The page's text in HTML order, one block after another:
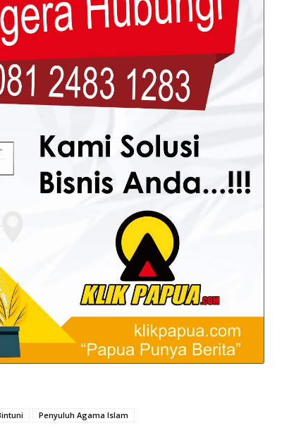
Penyuluh Agama Islam